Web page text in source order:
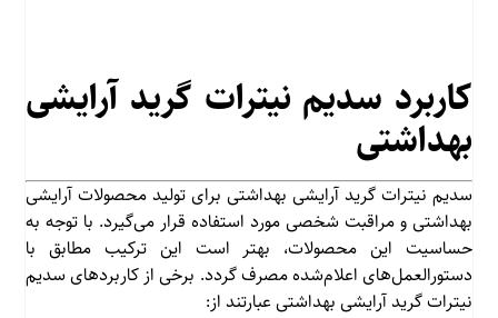
کاربرد سدیم نیترات گرید آرایشی
بهداشتی
سدیم نیترات گرید آرایشی بهداشتی برای تولید محصولات آرایشی
بهداشتی و مراقبت شخصی مورد استفاده قرار می‌گیرد. با توجه به
حساسیت این محصولات، بهتر است این ترکیب مطابق با
دستورالعمل‌های اعلام‌شده مصرف گردد. برخی از کاربردهای سدیم
نیترات گرید آرایشی بهداشتی عبارتند از: